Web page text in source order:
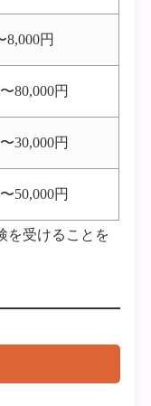
8,000円
80,000円
30,000円
50,000円
を受けることを